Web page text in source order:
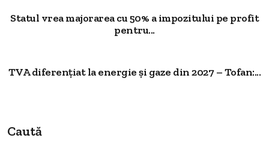
Statul vrea majorarea cu 50% a impozitului pe profit
pentru...
TVA diferențiat la energie și gaze din 2027 – Tofan:...
Caută